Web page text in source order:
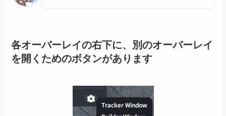
各オーバーレイの右下に、別のオーバーレイ
を開くためのボタンがあります